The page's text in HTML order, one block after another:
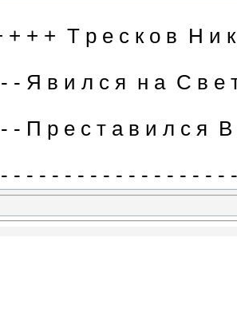
+ + + Т р е с к о в Н и
- - Я в и л с я н а С в
- П р е с т а в и л с я
- - - - - - - - - - - - - - - -